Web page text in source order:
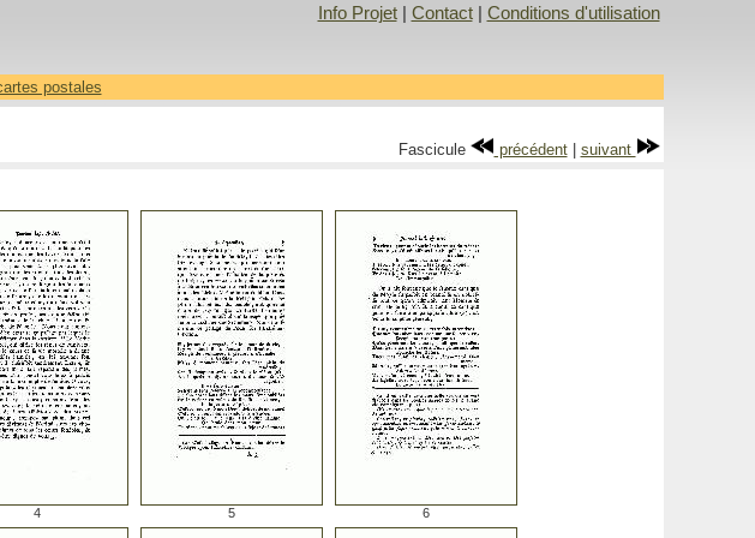
Info Projet| Contact| Conditions d'utilisation
postales
Fascicule précédent| suivant
4 5 6